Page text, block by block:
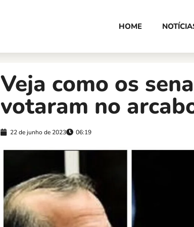
HOME
Veja como os
votaram no
22 de junho de 2023 06:19